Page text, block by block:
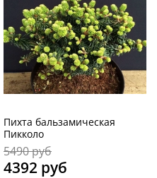
Пихта бальзамическая
Пикколо
5490 руб
4392 руб